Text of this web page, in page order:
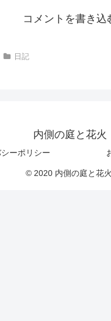
コメントを書き込
日記
内側の庭と花火
ーポリシー
© 2020 内側の庭と花